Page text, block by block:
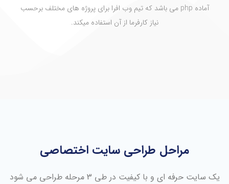
آماده php می باشد که تیم وب افرا برای پروژه های مختلف برحسب
نیاز کارفرما از آن استفاده میکند.
مراحل طراحی سایت اختصاصی
یک سایت حرفه ای و با کیفیت در طی 3 مرحله طراحی می شود